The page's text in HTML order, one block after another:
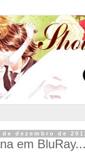
dezembro de
em